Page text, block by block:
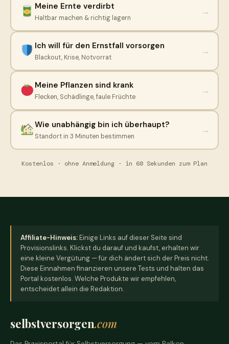
Meine Ernte verdirbt
Haltbar machen & richtig lagern
→
Ich will für den Ernstfall vorsorgen
Blackout, Krise, Notvorrat
→
Meine Pflanzen sind krank
Flecken, Schädlinge, faule Früchte
→
Wie unabhängig bin ich überhaupt?
Standort in 3 Minuten bestimmen
→
Kostenlos · ohne Anmeldung · in 60 Sekunden zum Plan
Affiliate-Hinweis:Einige Links auf dieser Seite sind
Provisionslinks. Klickst du darauf und kaufst, erhalten wir
eine kleine Vergütung — für dich ändert sich der Preis nicht.
Diese Einnahmen finanzieren unsere Tests und halten das
Portal kostenlos. Welche Produkte wir empfehlen,
entscheidet allein die Redaktion.
selbstversorgen.com